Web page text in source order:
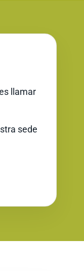
llamar
sede